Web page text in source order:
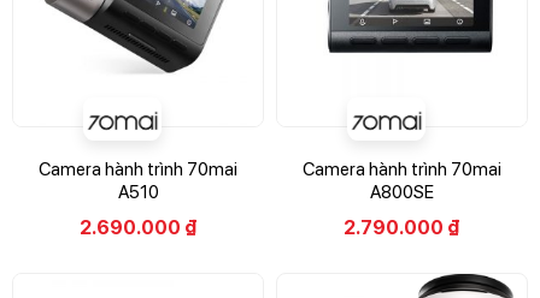
Camera hành trình 70mai
A510
2.690.000 ₫
Camera hành trình 70mai
A800SE
2.790.000 ₫